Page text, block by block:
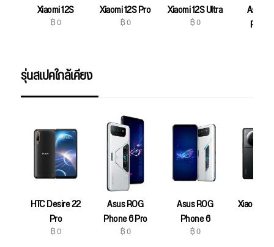
Xiaomi 12S
฿ 0
Xiaomi 12S Pro
฿ 0
Xiaomi 12S Ultra
฿ 0
Asus
รุ่นสเปคใกล้เคียง
HTC Desire 22
Pro
฿ 0
Asus ROG
Phone 6 Pro
฿ 0
Asus ROG
Phone 6
฿ 0
Xiaomi